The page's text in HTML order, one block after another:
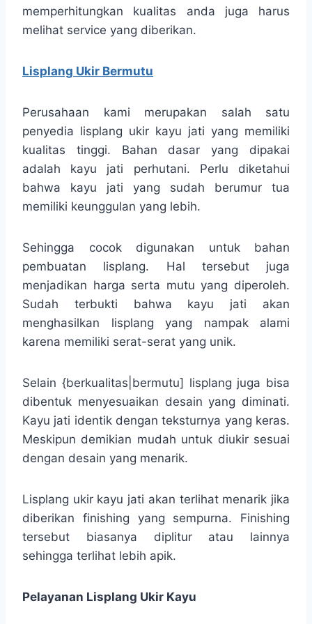
memperhitungkan kualitas anda juga harus
melihat service yang diberikan.
Lisplang Ukir Bermutu
Perusahaan kami merupakan salah satu
penyedia lisplang ukir kayu jati yang memiliki
kualitas tinggi. Bahan dasar yang dipakai
adalah kayu jati perhutani. Perlu diketahui
bahwa kayu jati yang sudah berumur tua
memiliki keunggulan yang lebih.
Sehingga cocok digunakan untuk bahan
pembuatan lisplang. Hal tersebut juga
menjadikan harga serta mutu yang diperoleh.
Sudah terbukti bahwa kayu jati akan
menghasilkan lisplang yang nampak alami
karena memiliki serat-serat yang unik.
Selain {berkualitas|bermutu] lisplang juga bisa
dibentuk menyesuaikan desain yang diminati.
Kayu jati identik dengan teksturnya yang keras.
Meskipun demikian mudah untuk diukir sesuai
dengan desain yang menarik.
Lisplang ukir kayu jati akan terlihat menarik jika
diberikan finishing yang sempurna. Finishing
tersebut biasanya diplitur atau lainnya
sehingga terlihat lebih apik.
Pelayanan Lisplang Ukir Kayu